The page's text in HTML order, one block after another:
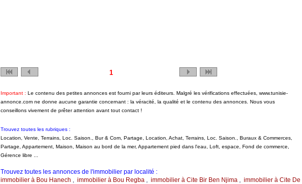
1
Important : Le contenu des petites annonces est fourni par leurs éditeurs. Malgré les vérifications effectuées, www.tunisie-
annonce.com ne donne aucune garantie concernant : la véracité, la qualité et le contenu des annonces. Nous vous
conseillons vivement de prêter attention avant tout contact !
Trouvez toutes les rubriques :
Location, Vente, Terrains, Loc. Saison., Bur & Com, Partage, Location, Achat, Terrains, Loc. Saison., Buraux & Commerces,
Partage, Appartement, Maison, Maison au bord de la mer, Appartement pied dans l'eau, Loft, espace, Fond de commerce,
Gérence libre ...
Trouvez toutes les annonces de l'immobilier par localité :
immobilier à Bou Hanech , immobilier à Bou Regba, immobilier à Cite Bir Ben Njima, immobilier à Cite De